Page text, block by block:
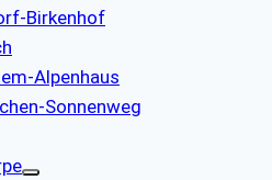
Birkenhof
Alpenhaus
Sonnenweg